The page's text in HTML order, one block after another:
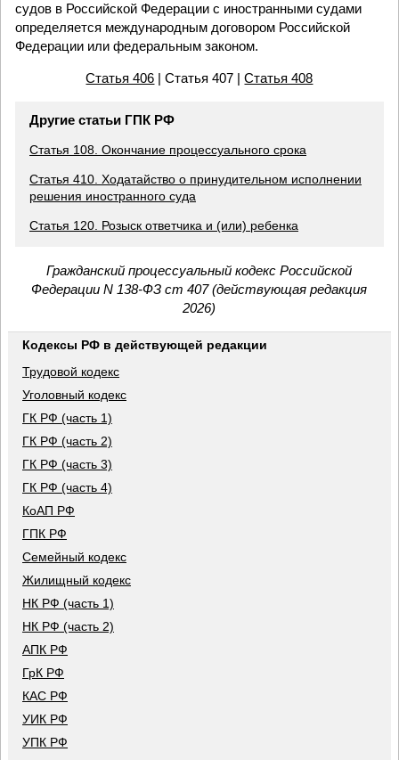
судов в Российской Федерации с иностранными судами
определяется международным договором Российской
Федерации или федеральным законом.
Статья 406 | Статья 407 |Статья 408
Другие статьи ГПК РФ
Статья 108. Окончание процессуального срока
Статья 410. Ходатайство о принудительном исполнении
решения иностранного суда
Статья 120. Розыск ответчика и (или) ребенка
Гражданский процессуальный кодекс Российской
Федерации N 138-ФЗ ст 407 (действующая редакция
2026)
Кодексы РФ в действующей редакции
Трудовой кодекс
Уголовный кодекс
ГК РФ (часть 1)
ГК РФ (часть 2)
ГК РФ (часть 3)
ГК РФ (часть 4)
КоАП РФ
ГПК РФ
Семейный кодекс
Жилищный кодекс
НК РФ (часть 1)
НК РФ (часть 2)
АПК РФ
ГрК РФ
КАС РФ
УИК РФ
УПК РФ